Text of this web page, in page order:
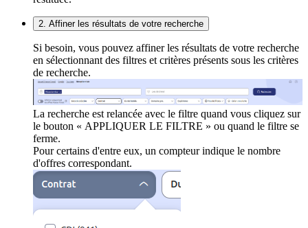
2. Affiner les résultats de votre recherche
Si besoin, vous pouvez affiner les résultats de votre recherche
en sélectionnant des filtres et critères présents sous les critères
de recherche.
La recherche est relancée avec le filtre quand vous cliquez sur
le bouton « APPLIQUER LE FILTRE » ou quand le filtre se
ferme.
Pour certains d'entre eux, un compteur indique le nombre
d'offres correspondant.